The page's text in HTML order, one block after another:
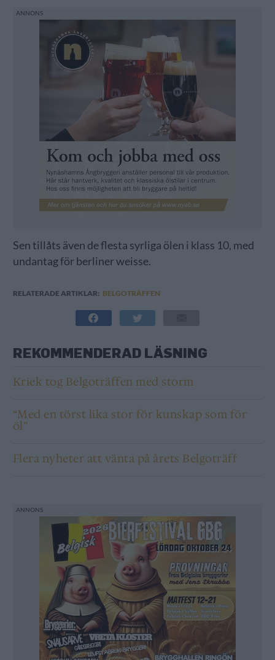
Sen tillåts även de flesta syrliga ölen i klass 10, med
undantag för berliner weisse.
RELATERADE ARTIKLAR: BELGOTRÄFFEN
REKOMMENDERAD LÄSNING
Kriek tog Belgoträffen med storm
“Med en törst lika stor för kunskap som för
öl”
Flera nyheter att vänta på årets Belgoträff